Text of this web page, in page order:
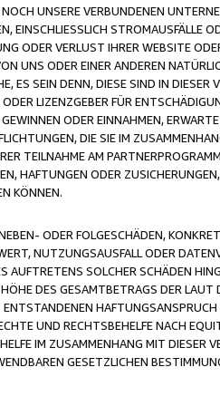
UNSERE VERBUNDENEN
EINSCHLIESSLICH STROMAUSFÄLLE
ODER VERLUST IHRER WEBSITE
UNS ODER EINER ANDEREN
ES SEIN DENN, DIESE SIND IN DIESER
LIZENZGEBER FÜR
ODER EINNAHMEN,
DIE SIE IM
TEILNAHME AM
HAFTUNGEN ODER
KÖNNEN.
ODER FOLGESCHÄDEN,
NUTZUNGSAUSFALL ODER
SOLCHER SCHÄDEN
DES GESAMTBETRAGS DER LAUT
HAFTUNGSANSPRUCH
UND RECHTSBEHELFE NACH
IM ZUSAMMENHANG MIT DIESER
GESETZLICHEN